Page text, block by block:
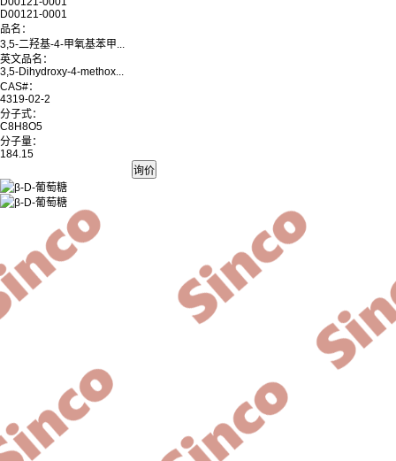
D00121-0001
品名：
3,5-二羟基-4-甲氧基苯甲...
英文品名：
3,5-Dihydroxy-4-methox...
CAS#：
4319-02-2
分子式：
C8H8O5
分子量：
184.15